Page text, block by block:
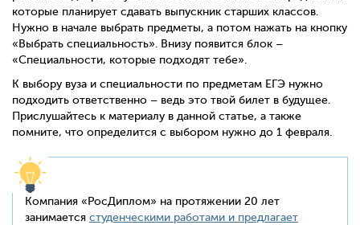
которые планирует сдавать выпускник старших классов.
Нужно в начале выбрать предметы, а потом нажать на кнопку
«Выбрать специальность». Внизу появится блок –
«Специальности, которые подходят тебе».
К выбору вуза и специальности по предметам ЕГЭ нужно
подходить ответственно – ведь это твой билет в будущее.
Прислушайтесь к материалу в данной статье, а также
помните, что определится с выбором нужно до 1 февраля.
Компания «РосДиплом» на протяжении 20 лет
занимается студенческими работами и предлагает